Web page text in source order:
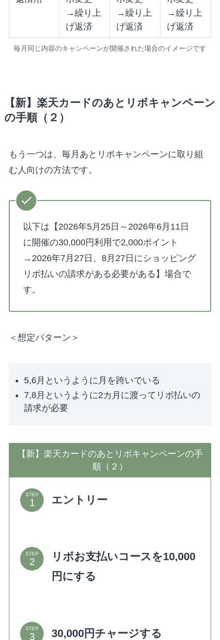
→繰り上
げ返済
→繰り上
げ返済
→繰り上
げ返済
毎月同じ内容のキャンペーンが開催された場合のイメージです
【新】楽天カードのあとリボキャンペーン
の手順（２）
もう一つは、毎月あとリボキャンペーンに取り組
む人向けの方法です。
以下は【2026年5月25日～2026年6月11日
に開催の30,000円利用で2,000ポイント
→2026年7月27日、8月27日にショッピング
リボ払いの請求がある必要がある】場合で
す。
＜想定パターン＞
5,6月というように月を跨いでいる
7,8月というように2カ月に渡ってリボ払いの
請求が必要
【新】楽天カードのあとリボキャンペーンの手
順（２）
STEP エントリー
STEP
リボお支払いコースを10,000
円にする
STEP 30,000円チャージする